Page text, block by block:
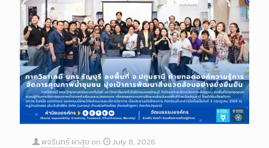
พจรินทร์ ผาสุข on
July 8, 2026